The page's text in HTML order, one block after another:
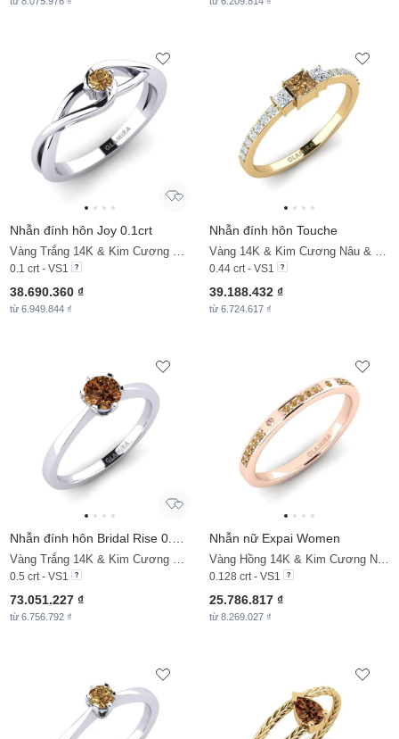
Nhẫn đính hôn Joy 0.1crt
0.1 crt - VS1
38.690.360 ₫
từ 6.949.844 ₫
Nhẫn đính hôn Touche
0.44 crt - VS1
39.188.432 ₫
từ 6.724.617 ₫
0.5 crt - VS1
73.051.227 ₫
từ 6.756.792 ₫
Nhẫn nữ Expai Women
0.128 crt - VS1
25.786.817 ₫
từ 8.269.027 ₫